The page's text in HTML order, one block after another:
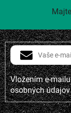
Vložením e-
osobných údajov